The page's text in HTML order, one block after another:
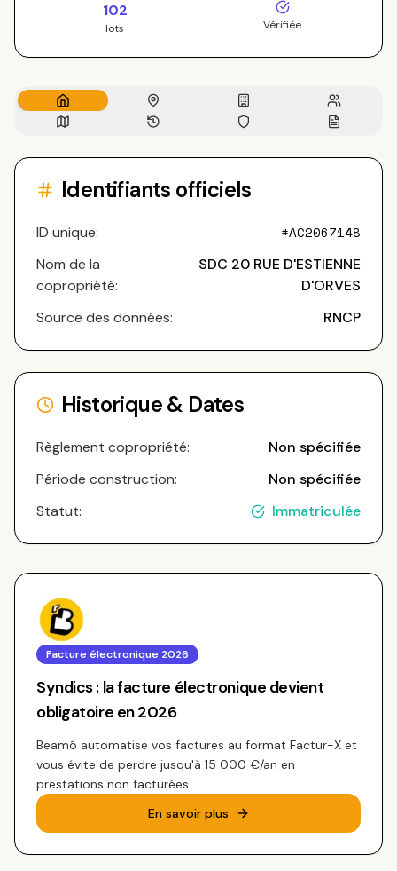
102
lots Vérifiée
Identifiants officiels
ID unique: #AC2067148
Nom de la
copropriété:
SDC 20 RUE D'ESTIENNE
D'ORVES
Source des données:
RNCP
Historique & Dates
Règlement copropriété:
Non spécifiée
Période construction:
Non spécifiée
Statut:
Immatriculée
Facture électronique 2026
Syndics : la facture électronique devient
obligatoire en 2026
Beamô automatise vos factures au format Factur-X et
vous évite de perdre jusqu'à 15 000 €/an en
prestations non facturées.
En savoir plus